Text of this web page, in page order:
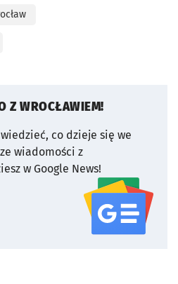
Z WROCŁAWIEM!
co dzieje się we
wiadomości z
w Google News!
serwisu